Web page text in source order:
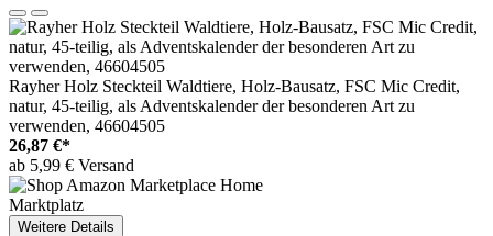
Rayher Holz Steckteil Waldtiere, Holz-Bausatz, FSC Mic Credit,
natur, 45-teilig, als Adventskalender der besonderen Art zu
verwenden, 46604505
26,87 €*
ab 5,99 € Versand
Marktplatz
Weitere Details